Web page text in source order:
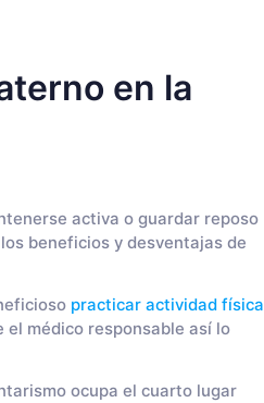
en la
activa o guardar reposo
beneficios y desventajas de
practicar actividad física
médico responsable así lo
ocupa el cuarto lugar